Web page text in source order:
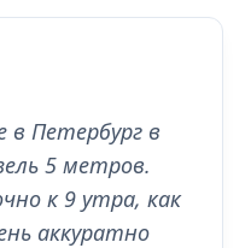
в Петербург в
5 метров.
к 9 утра, как
аккуратно